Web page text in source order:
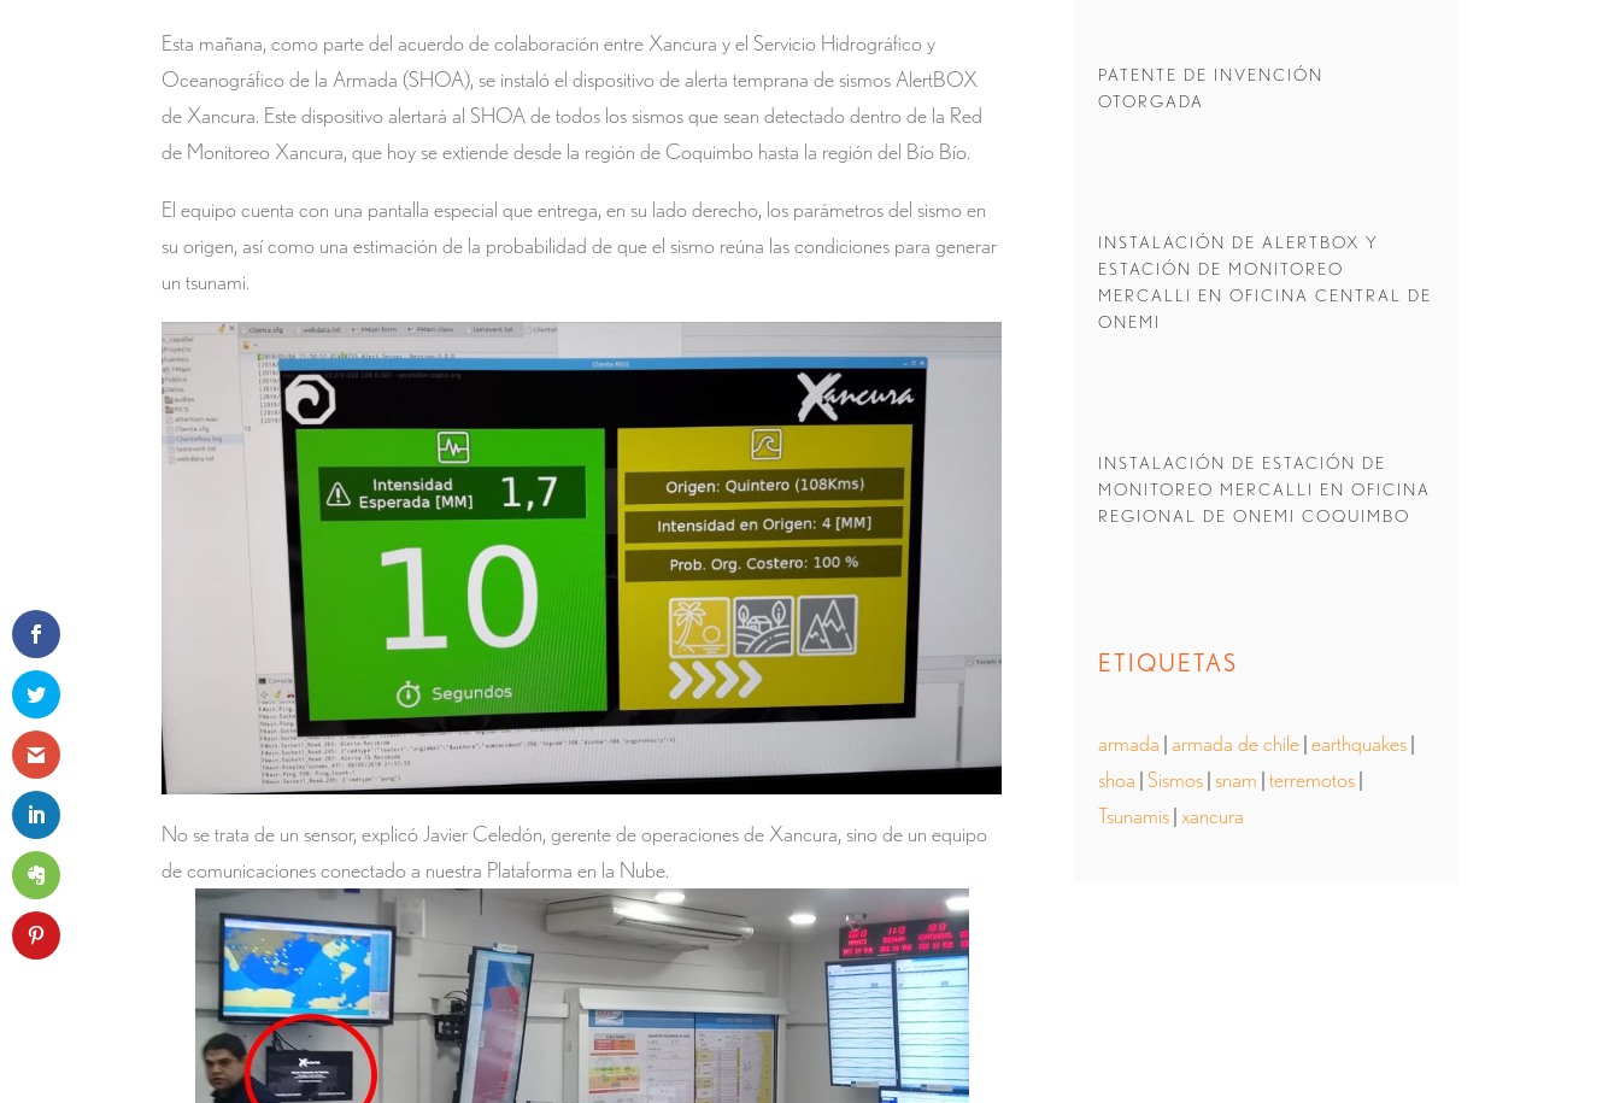
Esta mañana, como parte del acuerdo de colaboración entre Xancura y el Servicio Hidrográfico y
Oceanográfico de la Armada (SHOA), se instaló el dispositivo de alerta temprana de sismos AlertBOX
de Xancura. Este dispositivo alertará al SHOA de todos los sismos que sean detectado dentro de la Red
de Monitoreo Xancura, que hoy se extiende desde la región de Coquimbo hasta la región del Bío Bío.
El equipo cuenta con una pantalla especial que entrega, en su lado derecho, los parámetros del sismo en
su origen, así como una estimación de la probabilidad de que el sismo reúna las condiciones para generar
un tsunami.
No se trata de un sensor, explicó Javier Celedón, gerente de operaciones de Xancura, sino de un equipo
de comunicaciones conectado a nuestra Plataforma en la Nube.
PATENTE DE INVENCIÓN
OTORGADA
INSTALACIÓN DE ALERTBOX Y
ESTACIÓN DE MONITOREO
MERCALLI EN OFICINA CENTRAL DE
ONEMI
INSTALACIÓN DE ESTACIÓN DE
MONITOREO MERCALLI EN OFICINA
REGIONAL DE ONEMI COQUIMBO
ETIQUETAS
armada |armada de chile|earthquakes|
shoa | Sismos|snam |terremotos|
Tsunamis|xancura